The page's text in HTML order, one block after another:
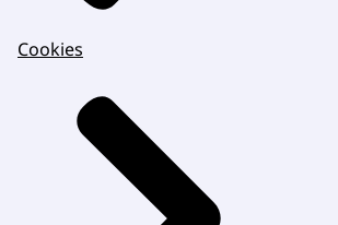
Cookies